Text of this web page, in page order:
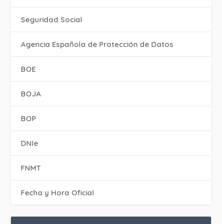
Seguridad Social
Agencia Española de Protección de Datos
BOE
BOJA
BOP
DNIe
FNMT
Fecha y Hora Oficial